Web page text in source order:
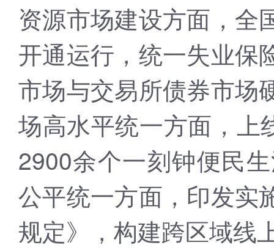
资源市场建设方面，全
开通运行，统一失业保
市场与交易所债券市场
场高水平统一方面，上
2900余个一刻钟便民
公平统一方面，印发实
规定》，构建跨区域线